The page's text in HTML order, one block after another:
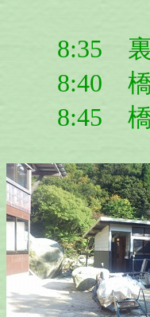
かなり
8:35 裏
8:40 橋
8:45 橋も